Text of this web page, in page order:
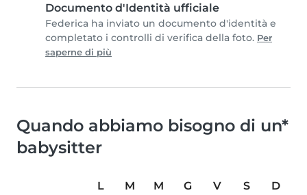
Documento d'Identità ufficiale
Federica ha inviato un documento d'identità e
completato i controlli di verifica della foto. Per
saperne di più
Quando abbiamo bisogno di un*
babysitter
L M M G V S
D